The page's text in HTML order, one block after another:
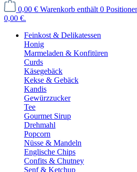
0,00 € Warenkorb enthält 0
0,00 €.
Feinkost & Delikatessen
Honig
Marmeladen & Konfitüren
Curds
Käsegebäck
Kekse & Gebäck
Kandis
Gewürzzucker
Tee
Gourmet Sirup
Drehmahl
Popcorn
Nüsse & Mandeln
Englische Chips
Confits & Chutney
Senf & Ketchup